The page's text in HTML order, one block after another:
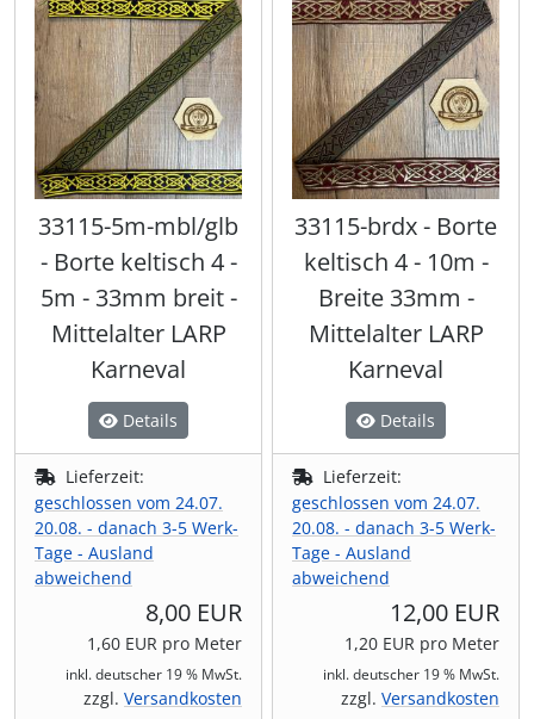
33115-5m-mbl/glb
- Borte keltisch 4 -
5m - 33mm breit -
Mittelalter LARP
Karneval
Details
Lieferzeit:
geschlossen vom 24.07.
20.08. - danach 3-5 Werk-
Tage - Ausland
abweichend
8,00 EUR
1,60 EUR pro Meter
inkl. deutscher 19 % MwSt.
zzgl. Versandkosten
33115-brdx - Borte
keltisch 4 - 10m -
Breite 33mm -
Mittelalter LARP
Karneval
Details
Lieferzeit:
geschlossen vom 24.07.
20.08. - danach 3-5 Werk-
Tage - Ausland
abweichend
12,00 EUR
1,20 EUR pro Meter
inkl. deutscher 19 % MwSt.
zzgl. Versandkosten